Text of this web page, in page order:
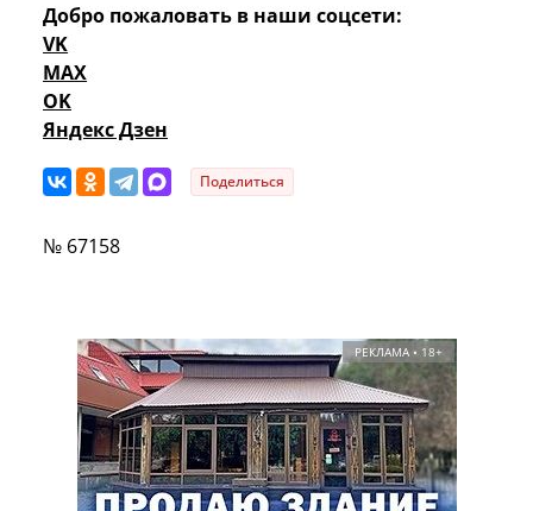
Добро пожаловать в наши соцсети:
VK
MAX
OK
Яндекс Дзен
Поделиться
№ 67158
РЕКЛАМА • 18+